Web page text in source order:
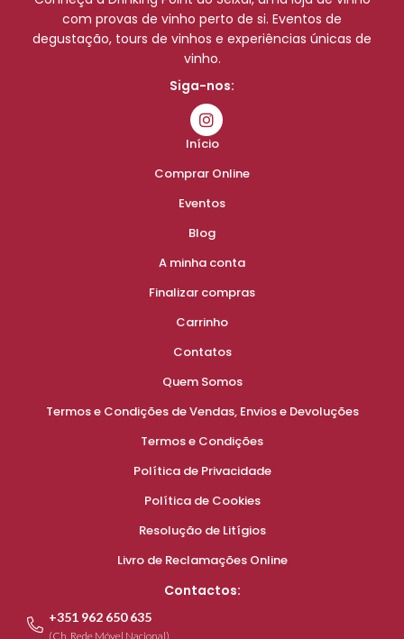
com provas de vinho perto de si. Eventos de
degustação, tours de vinhos e experiências únicas de
vinho.
Siga-nos:
Início
Comprar Online
Eventos
Blog
A minha conta
Finalizar compras
Carrinho
Contatos
Quem Somos
Termos e Condições de Vendas, Envios e Devoluções
Termos e Condições
Política de Privacidade
Política de Cookies
Resolução de Litígios
Livro de Reclamações Online
Contactos:
+351 962 650 635
(Ch. Rede Móvel Nacional)